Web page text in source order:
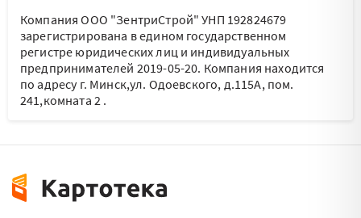
Компания ООО "ЗентриСтрой" УНП 192824679
зарегистрирована в едином государственном
регистре юридических лиц и индивидуальных
предпринимателей 2019-05-20. Компания находится
по адресу г. Минск,ул. Одоевского, д.115А, пом.
241,комната 2 .